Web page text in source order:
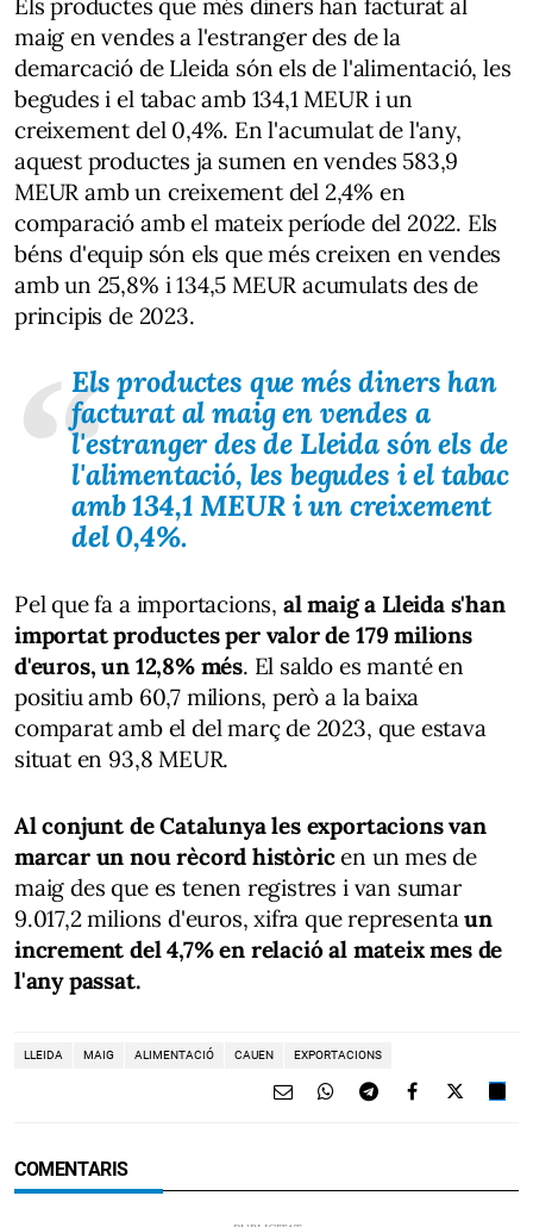
maig en vendes a l'estranger des de la
demarcació de Lleida són els de l'alimentació, les
begudes i el tabac amb 134,1 MEUR i un
creixement del 0,4%. En l'acumulat de l'any,
aquest productes ja sumen en vendes 583,9
MEUR amb un creixement del 2,4% en
comparació amb el mateix període del 2022. Els
béns d'equip són els que més creixen en vendes
amb un 25,8% i 134,5 MEUR acumulats des de
principis de 2023.
Els productes que més diners han
facturat al maig en vendes a
l'estranger des de Lleida són els de
l'alimentació, les begudes i el tabac
amb 134,1 MEUR i un creixement
del 0,4%.
Pel que fa a importacions, al maig a Lleida s'han
importat productes per valor de 179 milions
d'euros, un 12,8% més. El saldo es manté en
positiu amb 60,7 milions, però a la baixa
comparat amb el del març de 2023, que estava
situat en 93,8 MEUR.
Al conjunt de Catalunya les exportacions van
marcar un nou rècord històricen un mes de
maig des que es tenen registres i van sumar
9.017,2 milions d'euros, xifra que representaun
increment del 4,7% en relació al mateix mes de
l'any passat.
LLEIDA MAIG ALIMENTACIÓ CAUEN EXPORTACIONS
COMENTARIS